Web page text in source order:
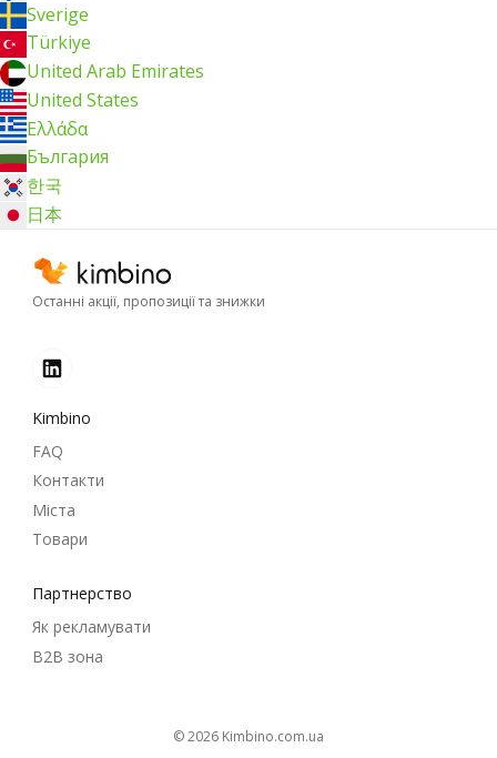
Sverige
Türkiye
United Arab Emirates
United States
Ελλάδα
България
한국
日本
Останні акції, пропозиції та знижки
Kimbino
FAQ
Контакти
Міста
Товари
Партнерство
Як рекламувати
B2B зона
© 2026
kimbino.com.ua